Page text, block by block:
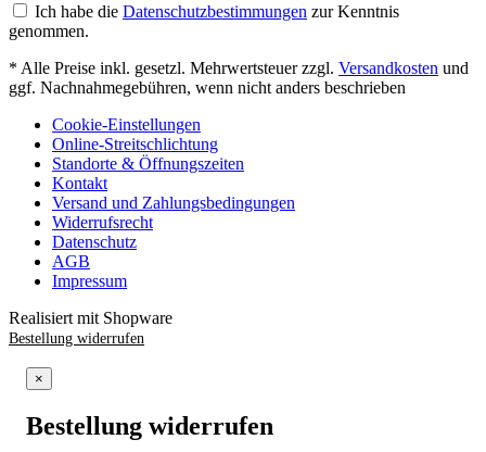
Ich habe die Datenschutzbestimmungen zur Kenntnis
genommen.
* Alle Preise inkl. gesetzl. Mehrwertsteuer zzgl. Versandkosten und
ggf. Nachnahmegebühren, wenn nicht anders beschrieben
Cookie-Einstellungen
Online-Streitschlichtung
Standorte & Öffnungszeiten
Kontakt
Versand und Zahlungsbedingungen
Widerrufsrecht
Datenschutz
AGB
Impressum
Realisiert mit Shopware
Bestellung widerrufen
×
Bestellung widerrufen